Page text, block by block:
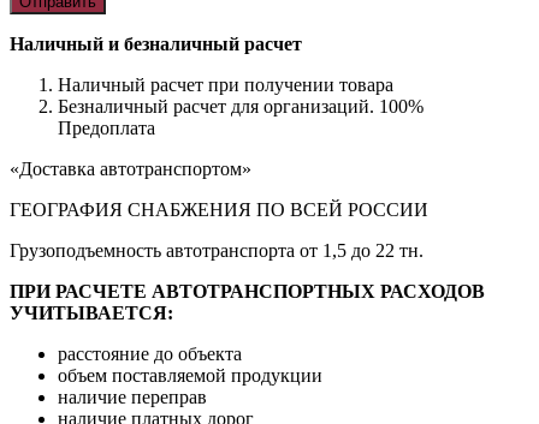
Наличный и безналичный расчет
Наличный расчет при получении товара
Безналичный расчет для организаций. 100%
Предоплата
«Доставка автотранспортом»
ГЕОГРАФИЯ СНАБЖЕНИЯ ПО ВСЕЙ РОССИИ
Грузоподъемность автотранспорта от 1,5 до 22 тн.
ПРИ РАСЧЕТЕ АВТОТРАНСПОРТНЫХ РАСХОДОВ
УЧИТЫВАЕТСЯ:
расстояние до объекта
объем поставляемой продукции
наличие переправ
наличие платных дорог